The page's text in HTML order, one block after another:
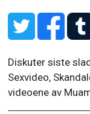
Diskuter siste
Sexvideo,
videoene av